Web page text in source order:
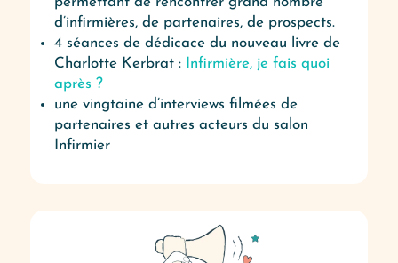
d’infirmières, de partenaires, de prospects.
4 séances de dédicace du nouveau livre de
Charlotte Kerbrat :
Infirmière, je fais quoi
après ?
une vingtaine d’interviews filmées de
partenaires et autres acteurs du salon
Infirmier